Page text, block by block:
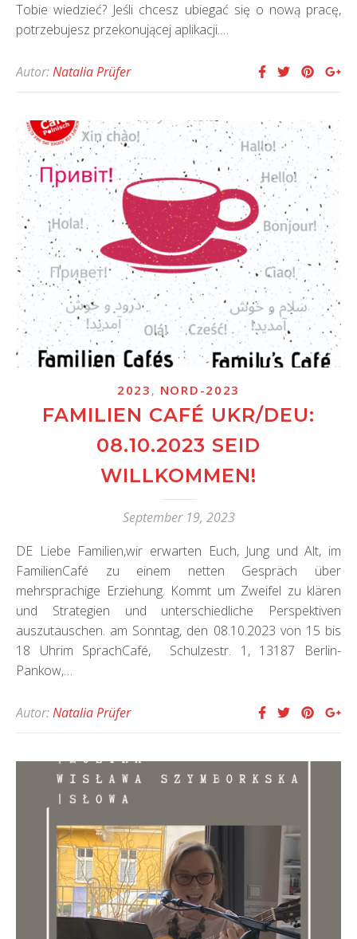
Tobie wiedzieć? Jeśli chcesz ubiegać się o nową pracę,
potrzebujesz przekonującej aplikacji.…
Autor:Natalia Prüfer
2023 , NORD-2023
FAMILIEN CAFÉ UKR/DEU:
08.10.2023 SEID
WILLKOMMEN!
September 19, 2023
DE Liebe Familien,wir erwarten Euch, Jung und Alt, im
FamilienCafé zu einem netten Gespräch über
mehrsprachige Erziehung. Kommt um Zweifel zu klären
und Strategien und unterschiedliche Perspektiven
auszutauschen. am Sonntag, den 08.10.2023 von 15 bis
18 Uhrim SprachCafé, Schulzestr. 1, 13187 Berlin-
Pankow,…
Autor:Natalia Prüfer